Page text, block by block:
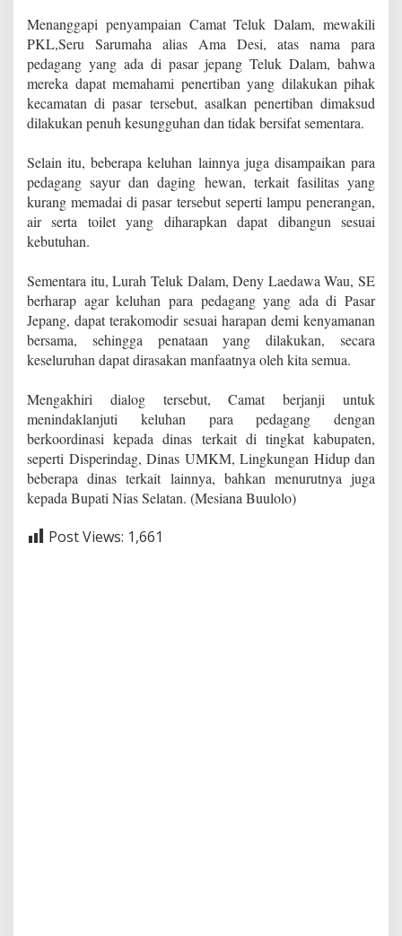
Menanggapi penyampaian Camat Teluk Dalam, mewakili
PKL,Seru Sarumaha alias Ama Desi, atas nama para
pedagang yang ada di pasar jepang Teluk Dalam, bahwa
mereka dapat memahami penertiban yang dilakukan pihak
kecamatan di pasar tersebut, asalkan penertiban dimaksud
dilakukan penuh kesungguhan dan tidak bersifat sementara.
Selain itu, beberapa keluhan lainnya juga disampaikan para
pedagang sayur dan daging hewan, terkait fasilitas yang
kurang memadai di pasar tersebut seperti lampu penerangan,
air serta toilet yang diharapkan dapat dibangun sesuai
kebutuhan.
Sementara itu, Lurah Teluk Dalam, Deny Laedawa Wau, SE
berharap agar keluhan para pedagang yang ada di Pasar
Jepang, dapat terakomodir sesuai harapan demi kenyamanan
bersama, sehingga penataan yang dilakukan, secara
keseluruhan dapat dirasakan manfaatnya oleh kita semua.
Mengakhiri dialog tersebut, Camat berjanji untuk
menindaklanjuti keluhan para pedagang dengan
berkoordinasi kepada dinas terkait di tingkat kabupaten,
seperti Disperindag, Dinas UMKM, Lingkungan Hidup dan
beberapa dinas terkait lainnya, bahkan menurutnya juga
kepada Bupati Nias Selatan. (Mesiana Buulolo)
Post Views: 1,661